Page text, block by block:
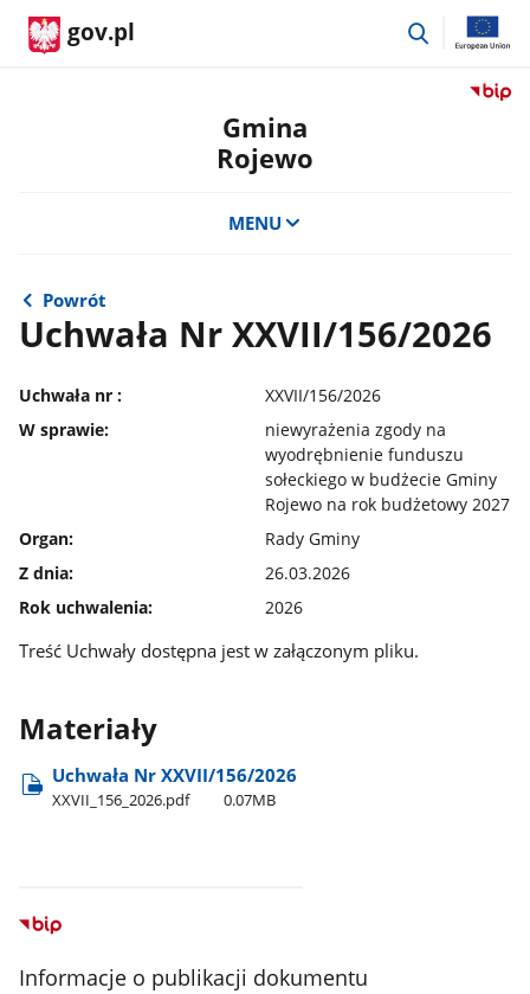
gov.pl
przejdź
Przejdź
Gmina
Rojewo
MENU
Powrót
Uchwała Nr XXVII/156/2026
Uchwała nr :
XXVII/156/2026
W sprawie:
niewyrażenia zgody na
wyodrębnienie funduszu
sołeckiego w budżecie Gminy
Rojewo na rok budżetowy 2027
Organ:
Rady Gminy
Z dnia:
26.03.2026
Rok uchwalenia:
2026
Treść Uchwały dostępna jest w załączonym pliku.
Materiały
Uchwała Nr XXVII/156/2026
XXVII​_156​_2026.pdf 0.07MB
Informacje o publikacji dokumentu